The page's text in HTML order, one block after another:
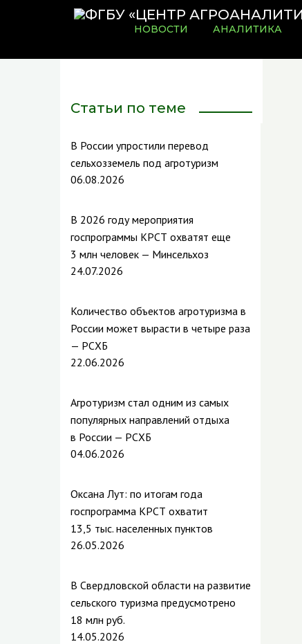
НОВОСТИ АНАЛИТИКА
Статьи по теме
В России упростили перевод
сельхозземель под агротуризм
06.08.2026
В 2026 году мероприятия
госпрограммы КРСТ охватят еще
3 млн человек — Минсельхоз
24.07.2026
Количество объектов агротуризма в
России может вырасти в четыре раза
— РСХБ
22.06.2026
Агротуризм стал одним из самых
популярных направлений отдыха
в России — РСХБ
04.06.2026
Оксана Лут: по итогам года
госпрограмма КРСТ охватит
13,5 тыс. населенных пунктов
26.05.2026
В Свердловской области на развитие
сельского туризма предусмотрено
18 млн руб.
14.05.2026